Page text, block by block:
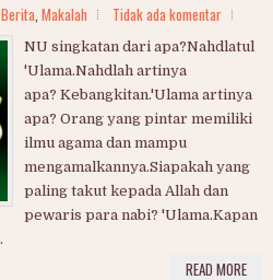
Berita Makalah Tidak ada komentar
NU singkatan dari apa?Nahdlatul
'Ulama.Nahdlah artinya
apa? Kebangkitan.'Ulama artinya
apa? Orang yang pintar memiliki
ilmu agama dan mampu
mengamalkannya.Siapakah yang
paling takut kepada Allah dan
pewaris para nabi? 'Ulama.Kapan
READ MORE